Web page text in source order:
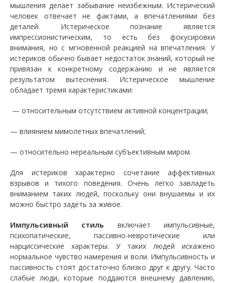
мышления делает забывание неизбежным. Истерический
человек отвечает не фактами, а впечатлениями без
деталей. Истерическое познание является
импрессионистическим, то есть без фокусировки
внимания, но с мгновенной реакцией на впечатления. У
истериков обычно бывает недостаток знаний, который не
привязан к конкретному содержанию и не является
результатом вытеснения. Истерическое мышление
обладает тремя характеристиками:
— относительным отсутствием активной концентрации;
— влиянием мимолетных впечатлений;
— относительно нереальным субъективным миром.
Для истериков характерно сочетание аффективных
взрывов и тихого поведения. Очень легко завладеть
вниманием таких людей, поскольку они внушаемы и их
можно быстро задеть за живое.
Импульсивный стиль включает импульсивные,
психопатические, пассивно-невротические или
нарциссические характеры. У таких людей искажено
нормальное чувство намерения и воли. Импульсивность и
пассивность стоят достаточно близко друг к другу. Часто
слабые люди, которые поддаются внешнему давлению,